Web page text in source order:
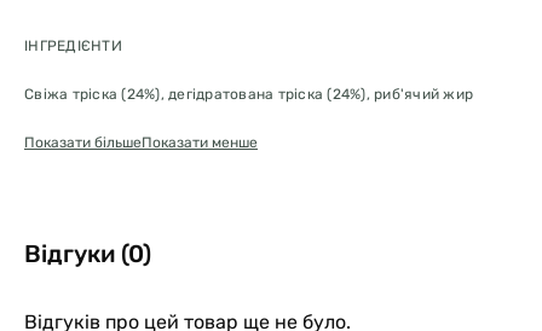
ІНГРЕДІЄНТИ
Свіжа тріска (24%), дегідратована тріска (24%), риб'ячий жир
волокна гороху, сушена морква, сушена люцерна, інулін,
(0,3%), сушена чорниця, хлорид натрію, сухі пивні дріжджі, корінь
куркуми (0,2%) , глюкозамін, хондроїтин сульфат.
ХАРЧОВІ ДОБАВКИ НА КГ
Показати більшеПоказати менше
Відгуки (0)
Відгуків про цей товар ще не було.